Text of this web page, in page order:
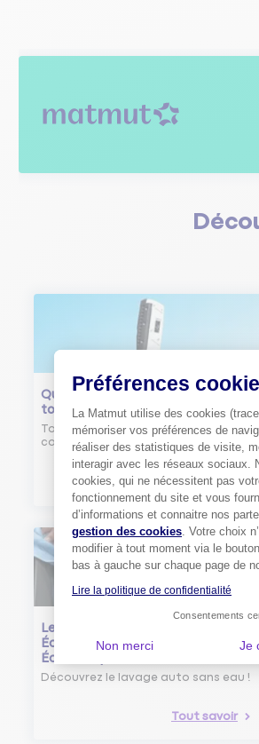
Qu'est-ce que le nouveau radar
tourelle ?
Tout savoir sur le radar tourelle et
comment éviter les infractions.
Tout savoir
Le Lavage Auto Sans Eau :
Écologique, Efficace et
Économique !
Découvrez le lavage auto sans eau !
Tout savoir
Préférences
La Matmut utilise des cookies
mémoriser vos préférences de
réaliser des statistiques de visite,
interagir avec les réseaux sociaux.
cookies, qui ne nécessitent pas
fonctionnement du site et vous
d’informations et connaitre nos
gestion des cookies. Votre choix
modifier à tout moment via le
bas à gauche sur chaque page de
Lire la politique de confidentialité
Consentements
Non merci Je
Axeptio